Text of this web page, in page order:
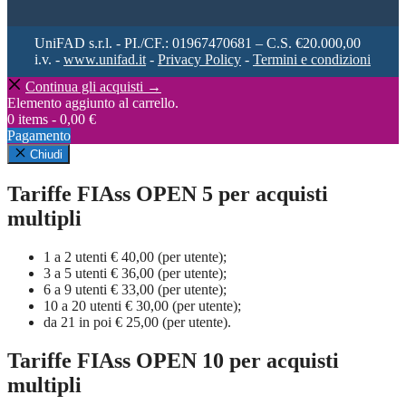
UniFAD s.r.l. - PI./CF.: 01967470681 – C.S. €20.000,00
i.v. - www.unifad.it - Privacy Policy - Termini e condizioni
Continua gli acquisti →
Elemento aggiunto al carrello.
0 items - 0,00 €
Pagamento
Chiudi
Tariffe FIAss OPEN 5 per acquisti
multipli
1 a 2 utenti € 40,00 (per utente);
3 a 5 utenti € 36,00 (per utente);
6 a 9 utenti € 33,00 (per utente);
10 a 20 utenti € 30,00 (per utente);
da 21 in poi € 25,00 (per utente).
Tariffe FIAss OPEN 10 per acquisti
multipli